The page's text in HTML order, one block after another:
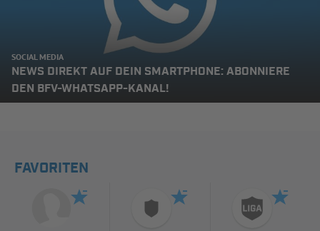
SOCIAL MEDIA
NEWS DIREKT AUF DEIN SMARTPHONE: ABONNIERE
DEN BFV-WHATSAPP-KANAL!
FAVORITEN